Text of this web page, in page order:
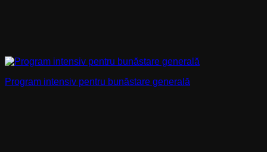
Program intensiv pentru bunăstare generală